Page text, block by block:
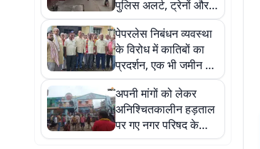
पुलिस अलर्ट, ट्रेनों और
स्टेशनों पर बढ़ाई गई
निगरानी
पेपरलेस निबंधन व्यवस्था
के विरोध में कातिबों का
प्रदर्शन, एक भी जमीन की
रजिस्ट्री नहीं हुई
अपनी मांगों को लेकर
अनिश्चितकालीन हड़ताल
पर गए नगर परिषद के
सफाई कर्मी, कार्यालय के